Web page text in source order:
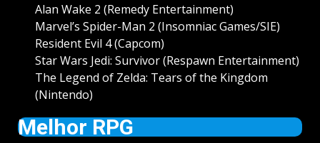
Alan Wake 2 (Remedy Entertainment)
Marvel’s Spider-Man 2 (Insomniac Games/SIE)
Resident Evil 4 (Capcom)
Star Wars Jedi: Survivor (Respawn Entertainment)
The Legend of Zelda: Tears of the Kingdom
(Nintendo)
Melhor RPG